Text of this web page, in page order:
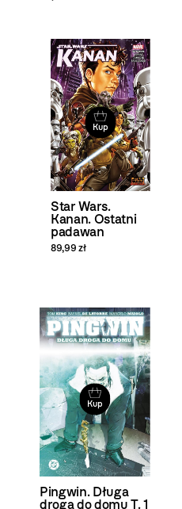
Kup
Star Wars.
Kanan. Ostatni
padawan
89,99 zł
Kup
Pingwin. Długa
droga do domu T. 1